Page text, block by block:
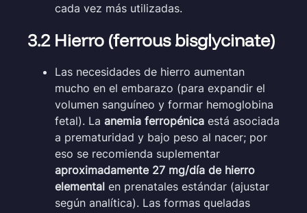
cada vez más utilizadas.
3.2 Hierro (ferrous bisglycinate)
Las necesidades de hierro aumentan
mucho en el embarazo (para expandir el
volumen sanguíneo y formar hemoglobina
fetal). La anemia ferropénica está asociada
a prematuridad y bajo peso al nacer; por
eso se recomienda suplementar
aproximadamente 27 mg/día de hierro
elemental en prenatales estándar (ajustar
según analítica). Las formas queladas